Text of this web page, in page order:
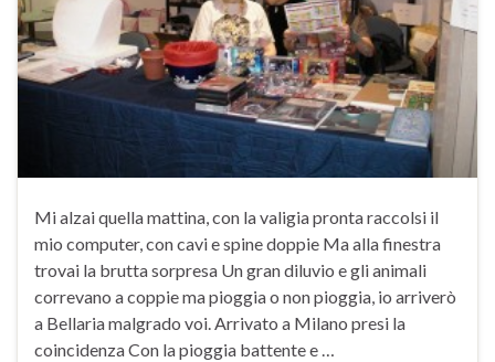
Mi alzai quella mattina, con la valigia pronta raccolsi il
mio computer, con cavi e spine doppie Ma alla finestra
trovai la brutta sorpresa Un gran diluvio e gli animali
correvano a coppie ma pioggia o non pioggia, io arriverò
a Bellaria malgrado voi. Arrivato a Milano presi la
coincidenza Con la pioggia battente e …